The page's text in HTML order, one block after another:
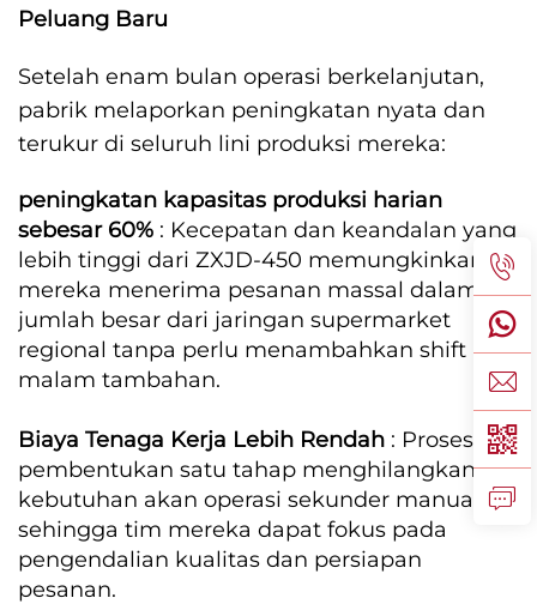
Peluang Baru
Setelah enam bulan operasi berkelanjutan,
pabrik melaporkan peningkatan nyata dan
terukur di seluruh lini produksi mereka:
peningkatan kapasitas produksi harian
sebesar 60% : Kecepatan dan keandalan yang
lebih tinggi dari ZXJD-450 memungkinkan
mereka menerima pesanan massal dalam
jumlah besar dari jaringan supermarket
regional tanpa perlu menambahkan shift
malam tambahan.
Biaya Tenaga Kerja Lebih Rendah : Proses
pembentukan satu tahap menghilangkan
kebutuhan akan operasi sekunder manual,
sehingga tim mereka dapat fokus pada
pengendalian kualitas dan persiapan
pesanan.